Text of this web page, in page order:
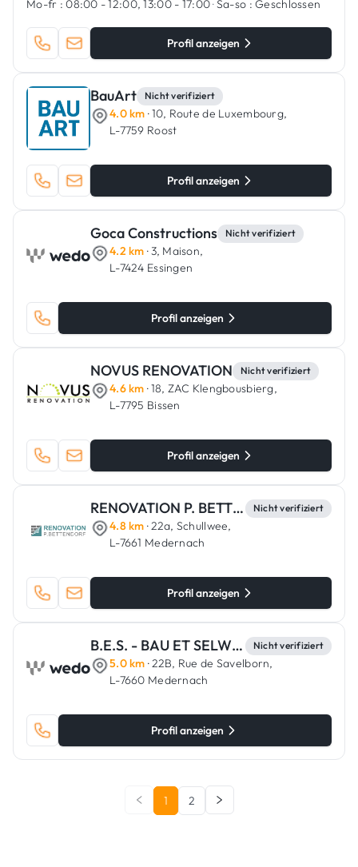
Mo-fr : 08:00 - 12:00, 13:00 - 17:00·Sa-so : Geschlossen
Profil anzeigen
BauArt Nicht verifiziert
4.0 km · 10, Route de Luxembourg,
L-7759 Roost
Profil anzeigen
Goca Constructions Nicht verifiziert
4.2 km · 3, Maison,
L-7424 Essingen
Profil anzeigen
NOVUS RENOVATION Nicht verifiziert
4.6 km · 18, ZAC Klengbousbierg,
L-7795 Bissen
Profil anzeigen
RENOVATION P. BETTENDORF Nicht verifiziert
4.8 km · 22a, Schullwee,
L-7661 Medernach
Profil anzeigen
B.E.S. - BAU ET SELWER Nicht verifiziert
5.0 km · 22B, Rue de Savelborn,
L-7660 Medernach
Profil anzeigen
1 2